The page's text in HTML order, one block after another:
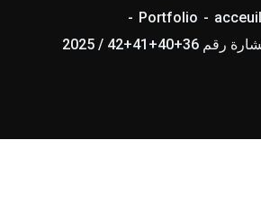
Portfolio
/ 2025